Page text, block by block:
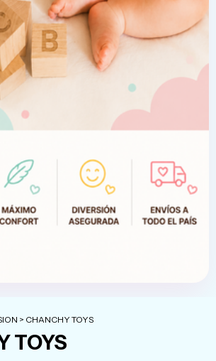
> CHANCHY TOYS
TOYS